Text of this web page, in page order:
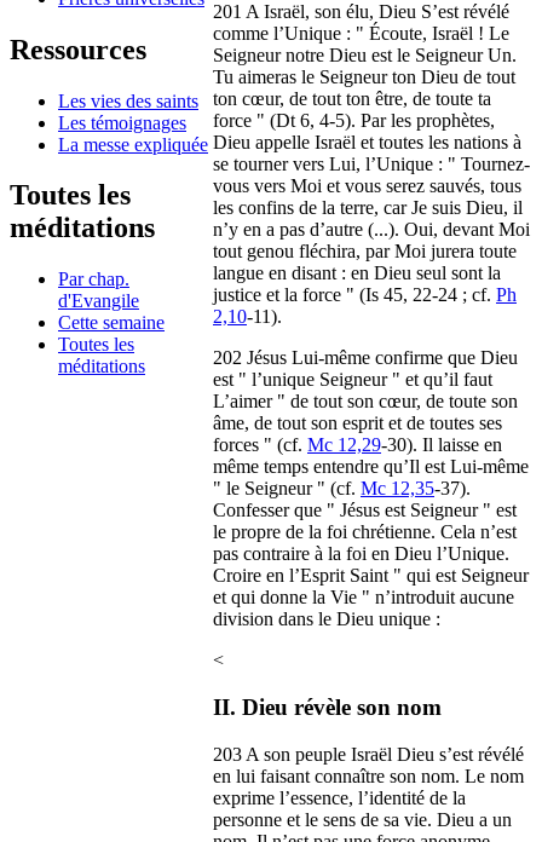
Ressources
Les vies des saints
Les témoignages
La messe expliquée
Toutes les
méditations
Par chap.
d'Evangile
Cette semaine
Toutes les
méditations
201 A Israël, son élu, Dieu S’est révélé
comme l’Unique : " Écoute, Israël ! Le
Seigneur notre Dieu est le Seigneur Un.
Tu aimeras le Seigneur ton Dieu de tout
ton cœur, de tout ton être, de toute ta
force " (Dt 6, 4-5). Par les prophètes,
Dieu appelle Israël et toutes les nations à
se tourner vers Lui, l’Unique : " Tournez-
vous vers Moi et vous serez sauvés, tous
les confins de la terre, car Je suis Dieu, il
n’y en a pas d’autre (...). Oui, devant Moi
tout genou fléchira, par Moi jurera toute
langue en disant : en Dieu seul sont la
justice et la force " (Is 45, 22-24 ; cf. Ph
2,10-11).
202 Jésus Lui-même confirme que Dieu
est " l’unique Seigneur " et qu’il faut
L’aimer " de tout son cœur, de toute son
âme, de tout son esprit et de toutes ses
forces " (cf. Mc 12,29-30). Il laisse en
même temps entendre qu’Il est Lui-même
" le Seigneur " (cf. Mc 12,35-37).
Confesser que " Jésus est Seigneur " est
le propre de la foi chrétienne. Cela n’est
pas contraire à la foi en Dieu l’Unique.
Croire en l’Esprit Saint " qui est Seigneur
et qui donne la Vie " n’introduit aucune
division dans le Dieu unique :
<
II. Dieu révèle son nom
203 A son peuple Israël Dieu s’est révélé
en lui faisant connaître son nom. Le nom
exprime l’essence, l’identité de la
personne et le sens de sa vie. Dieu a un